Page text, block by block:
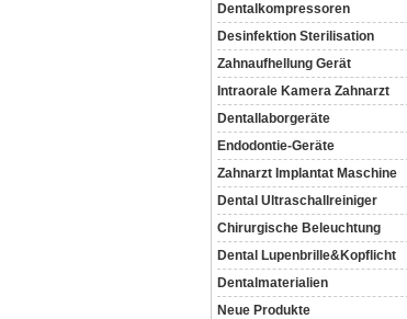
Dentalkompressoren‎
Desinfektion Sterilisation
Zahnaufhellung Gerät
Intraorale Kamera Zahnarzt
Dentallaborgeräte
Endodontie-Geräte
Zahnarzt Implantat Maschine
Dental Ultraschallreiniger
Chirurgische Beleuchtung
Dental Lupenbrille&Kopflicht
Dentalmaterialien
Neue Produkte